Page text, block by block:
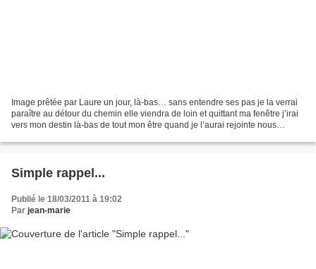
Image prêtée par Laure un jour, là-bas… sans entendre ses pas je la verrai
paraître au détour du chemin elle viendra de loin et quittant ma fenêtre j’irai
vers mon destin là-bas de tout mon être quand je l’aurai rejointe nous
Simple rappel...
Publié le 18/03/2011 à 19:02
Par jean-marie